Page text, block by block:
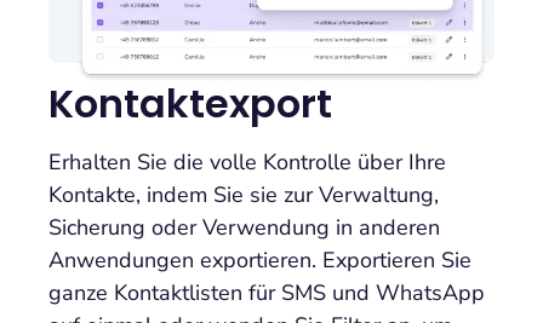
Kontaktexport
Erhalten Sie die volle Kontrolle über Ihre
Kontakte, indem Sie sie zur Verwaltung,
Sicherung oder Verwendung in anderen
Anwendungen exportieren. Exportieren Sie
ganze Kontaktlisten für SMS und WhatsApp